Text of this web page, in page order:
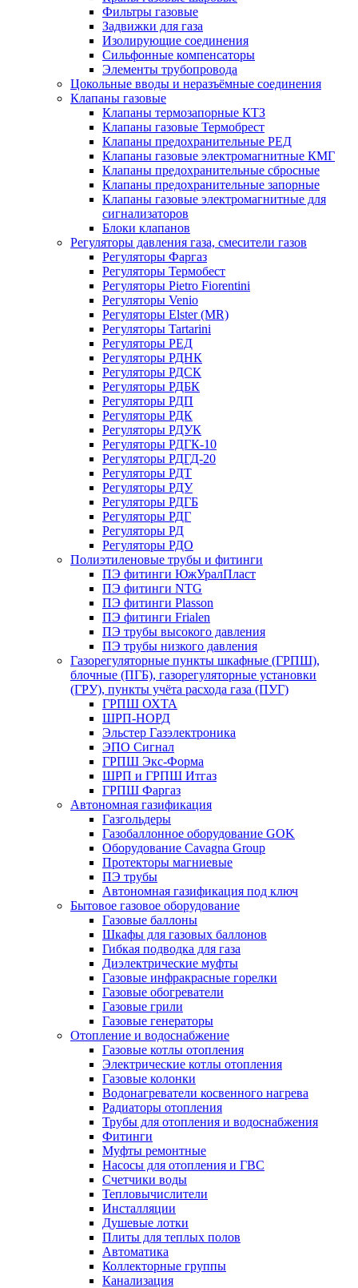
Фильтры газовые
Задвижки для газа
Изолирующие соединения
Сильфонные компенсаторы
Элементы трубопровода
Цокольные вводы и неразъёмные соединения
Клапаны газовые
Клапаны термозапорные КТЗ
Клапаны газовые Термобрест
Клапаны предохранительные РЕД
Клапаны газовые электромагнитные КМГ
Клапаны предохранительные сбросные
Клапаны предохранительные запорные
Клапаны газовые электромагнитные для
сигнализаторов
Блоки клапанов
Регуляторы давления газа, смесители газов
Регуляторы Фаргаз
Регуляторы Термобест
Регуляторы Pietro Fiorentini
Регуляторы Venio
Регуляторы Elster (MR)
Регуляторы Tartarini
Регуляторы РЕД
Регуляторы РДНК
Регуляторы РДСК
Регуляторы РДБК
Регуляторы РДП
Регуляторы РДК
Регуляторы РДУК
Регуляторы РДГК-10
Регуляторы РДГД-20
Регуляторы РДТ
Регуляторы РДУ
Регуляторы РДГБ
Регуляторы РДГ
Регуляторы РД
Регуляторы РДО
Полиэтиленовые трубы и фитинги
ПЭ фитинги ЮжУралПласт
ПЭ фитинги NTG
ПЭ фитинги Plasson
ПЭ фитинги Frialen
ПЭ трубы высокого давления
ПЭ трубы низкого давления
Газорегуляторные пункты шкафные (ГРПШ),
блочные (ПГБ), газорегуляторные установки
(ГРУ), пункты учёта расхода газа (ПУГ)
ГРПШ ОХТА
ШРП-НОРД
Эльстер Газэлектроника
ЭПО Сигнал
ГРПШ Экс-Форма
ШРП и ГРПШ Итгаз
ГРПШ Фаргаз
Автономная газификация
Газгольдеры
Газобаллонное оборудование GOK
Оборудование Cavagna Group
Протекторы магниевые
ПЭ трубы
Автономная газификация под ключ
Бытовое газовое оборудование
Газовые баллоны
Шкафы для газовых баллонов
Гибкая подводка для газа
Диэлектрические муфты
Газовые инфракрасные горелки
Газовые обогреватели
Газовые грили
Газовые генераторы
Отопление и водоснабжение
Газовые котлы отопления
Электрические котлы отопления
Газовые колонки
Водонагреватели косвенного нагрева
Радиаторы отопления
Трубы для отопления и водоснабжения
Фитинги
Муфты ремонтные
Насосы для отопления и ГВС
Счетчики воды
Тепловычислители
Инсталляции
Душевые лотки
Плиты для теплых полов
Автоматика
Коллекторные группы
Канализация